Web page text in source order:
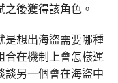
後獲得該角色。
是想出海盜需要哪種
合在機制上會怎樣運
談另一個會在海盜中